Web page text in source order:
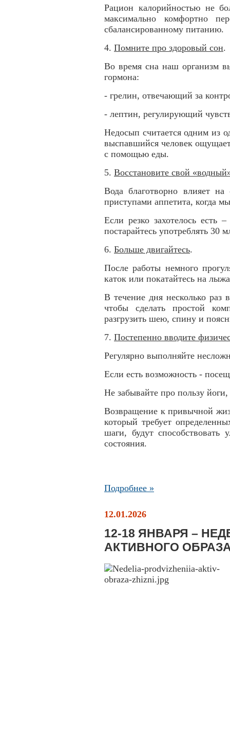
Рацион калорийностью не
максимально комфортно
сбалансированному питанию.
4. Помните про здоровый сон.
Во время сна наш организм
гормона:
- грелин, отвечающий за
- лептин, регулирующий
Недосып считается одним из
выспавшийся человек
с помощью еды.
5. Восстановите свой
Вода благотворно влияет
приступами аппетита, когда
Если резко захотелось есть
постарайтесь употреблять 30
6. Больше двигайтесь.
После работы немного
каток или покатайтесь на
В течение дня несколько раз
чтобы сделать простой
разгрузить шею, спину и
7. Постепенно вводите
Регулярно выполняйте
Если есть возможность -
Не забывайте про пользу
Возвращение к привычной
который требует
шаги, будут способствовать
состояния.
Подробнее »
12.01.2026
12-18 ЯНВАРЯ –
АКТИВНОГО